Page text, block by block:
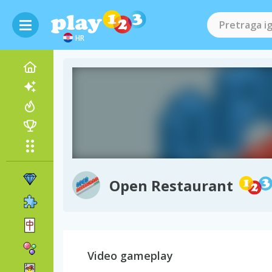
HR
Open Restaurant
Video gameplay